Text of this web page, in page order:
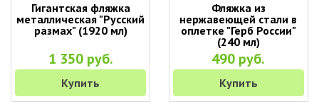
Гигантская фляжка
металлическая "Русский
размах" (1920 мл)
1 350 руб.
Купить
Фляжка из
нержавеющей стали в
оплетке "Герб России"
(240 мл)
490 руб.
Купить